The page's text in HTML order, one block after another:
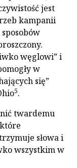
jest
kampanii
węglowi” i
w
się”
5.
twardemu
słowa i
wszystkim w